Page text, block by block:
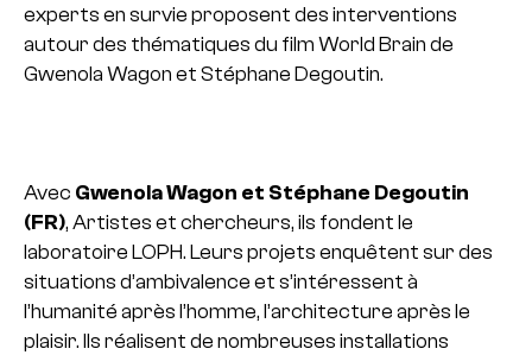
experts en survie proposent des interventions
autour des thématiques du film World Brain de
Gwenola Wagon et Stéphane Degoutin.
Avec Gwenola Wagon et Stéphane Degoutin
(FR), Artistes et chercheurs, ils fondent le
laboratoire LOPH. Leurs projets enquêtent sur des
situations d’ambivalence et s’intéressent à
l’humanité après l’homme, l’architecture après le
plaisir. Ils réalisent de nombreuses installations